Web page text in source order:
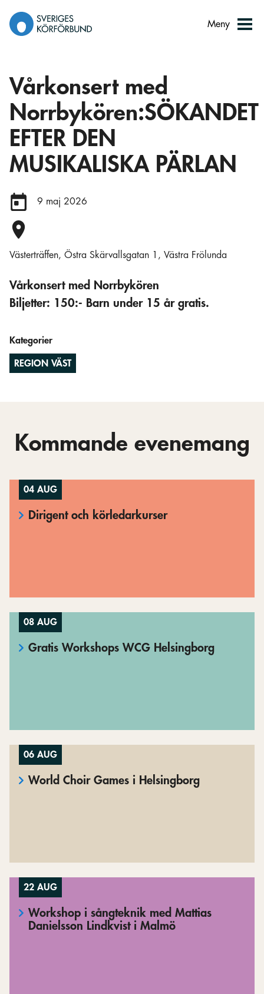
innehåll
Meny
Vårkonsert med
Norrbykören:SÖKANDET
EFTER DEN
MUSIKALISKA PÄRLAN
Datum:
9 maj 2026
Plats:
Västerträffen, Östra Skärvallsgatan 1, Västra Frölunda
Vårkonsert med Norrbykören
Biljetter: 150:- Barn under 15 år gratis.
Kategorier
REGION VÄST
Kommande evenemang
04 AUG
Dirigent och körledarkurser
08 AUG
Gratis Workshops WCG Helsingborg
06 AUG
World Choir Games i Helsingborg
22 AUG
Workshop i sångteknik med Mattias
Danielsson Lindkvist i Malmö